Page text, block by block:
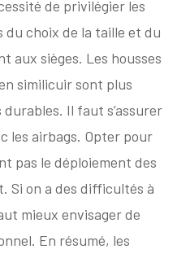
de privilégier les
choix de la taille et du
aux sièges. Les housses
similicuir sont plus
Il faut s’assurer
les airbags. Opter pour
pas le déploiement des
Si on a des difficultés à
mieux envisager de
En résumé, les